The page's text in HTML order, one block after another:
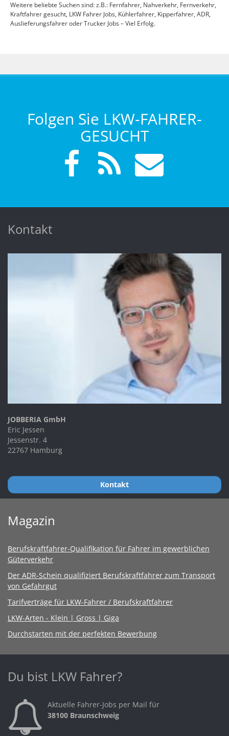
Weitere beliebte Suchen sind: z.B.: Fernfahrer, Nahverkehr, Fernverkehr,
Kraftfahrer gesucht, LKW Fahrer Jobs, Kühlerfahrer, Kipperfahrer, ADR,
Auslieferungsfahrer oder Trucker Jobs – Viel Erfolg.
Folgen Sie LKW-FAHRER-
GESUCHT
Kontakt
JOBBERIA GmbH
Eric Jessen
Jessenstr. 4
22767 Hamburg
Kontakt
Magazin
Berufskraftfahrer-Qualifikation für Fahrer im gewerblichen
Güterverkehr
Der ADR-Schein qualifiziert Berufskraftfahrer zum Transport
von Gefahrgut
Tarifverträge für LKW-Fahrer / Berufskraftfahrer
LKW-Arten - Klein | Gross | Giga
Durchstarten mit der perfekten Bewerbung
Du bist LKW Fahrer?
Aktuelle Fahrer-Jobs per Mail für
38100 Braunschweig